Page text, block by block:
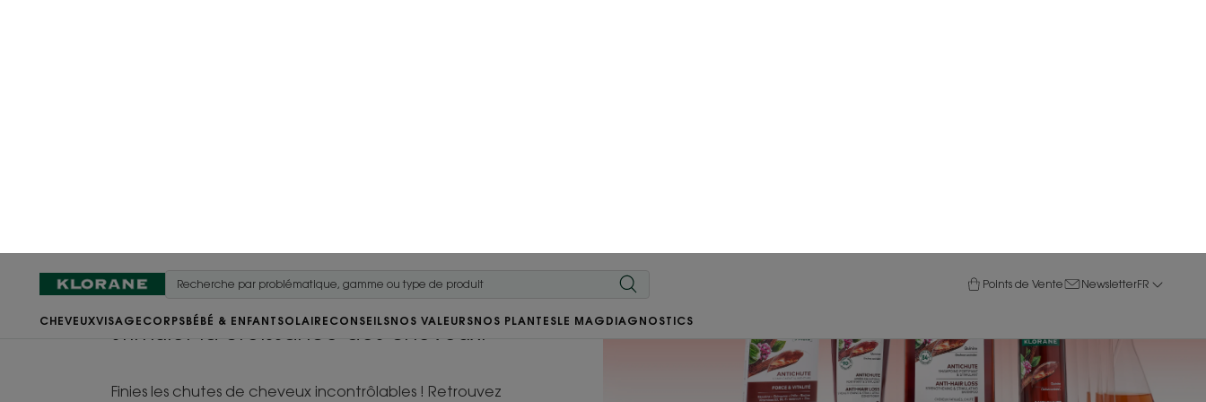
Médicinale
Votre routine Antichute pour fortifier et
stimuler la croissance des cheveux.
Finies les chutes de cheveux incontrôlables ! Retrouvez